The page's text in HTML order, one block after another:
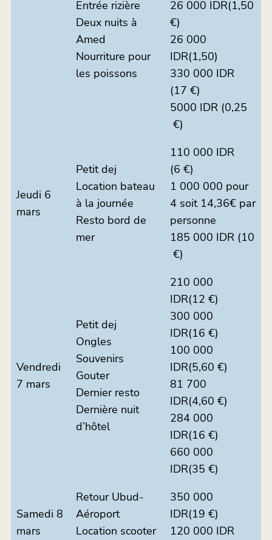
Entrée rizière
Deux nuits à
Amed
Nourriture pour
les poissons
26 000 IDR(1,50
€)
26 000
IDR(1,50)
330 000 IDR
(17 €)
5000 IDR (0,25
€)
Jeudi 6
mars
Petit dej
Location bateau
à la journée
Resto bord de
mer
110 000 IDR
(6 €)
1 000 000 pour
4 soit 14,36€ par
personne
185 000 IDR (10
€)
Vendredi
7 mars
Petit dej
Ongles
Souvenirs
Gouter
Dernier resto
Dernière nuit
d’hôtel
210 000
IDR(12 €)
300 000
IDR(16 €)
100 000
IDR(5,60 €)
81 700
IDR(4,60 €)
284 000
IDR(16 €)
660 000
IDR(35 €)
Samedi 8
mars
Retour Ubud-
Aéroport
Location scooter
350 000
IDR(19 €)
120 000 IDR